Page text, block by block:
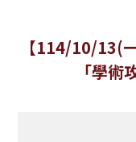
最新消息
【114/10/13(
「學